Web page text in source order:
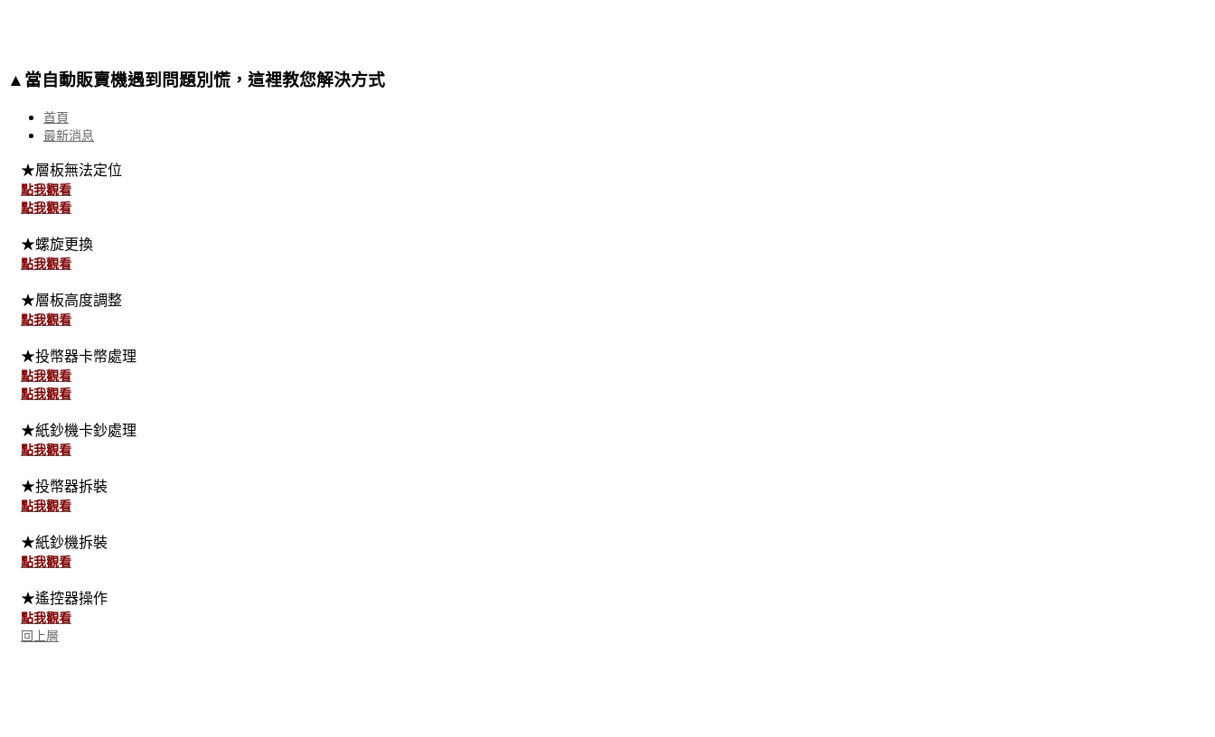
▲當自動販賣機遇到問題別慌，這裡教您解決方式
首頁
最新消息
★層板無法定位
點我觀看
點我觀看
★螺旋更換
點我觀看
★層板高度調整
點我觀看
★投幣器卡幣處理
點我觀看
點我觀看
★紙鈔機卡鈔處理
點我觀看
★投幣器拆裝
點我觀看
★紙鈔機拆裝
點我觀看
★遙控器操作
點我觀看
回上層